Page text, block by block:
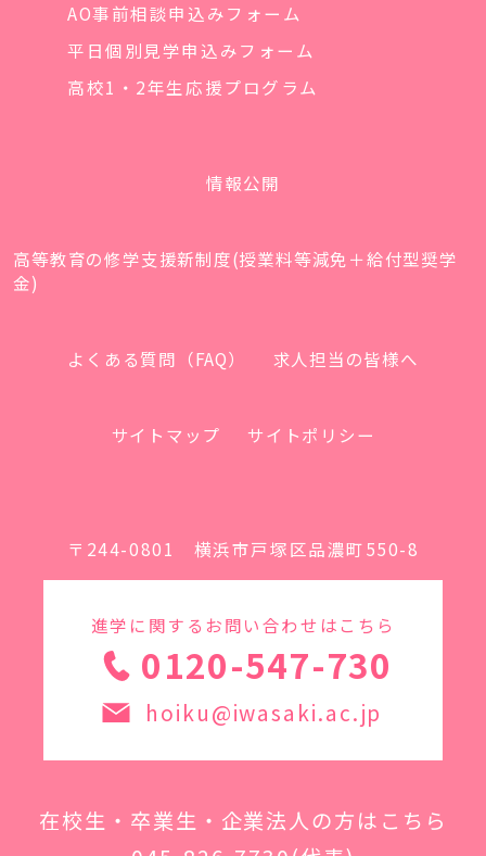
AO事前相談申込みフォーム
平日個別見学申込みフォーム
高校1・2年生応援プログラム
情報公開
高等教育の修学支援新制度(授業料等減免＋給付型奨学
金)
よくある質問（FAQ） 求人担当の皆様へ
サイトマップ サイトポリシー
〒244-0801 横浜市戸塚区品濃町550-8
進学に関するお問い合わせはこちら
0120-547-730
hoiku@iwasaki.ac.jp
在校生・卒業生・企業法人の方はこちら